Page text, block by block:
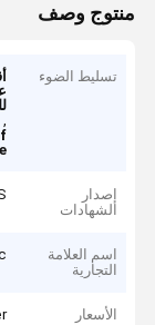
منتوج وصف
تسليط الضوء
,
إصدار
الشهادات
اسم العلامة
التجارية
الأسعار